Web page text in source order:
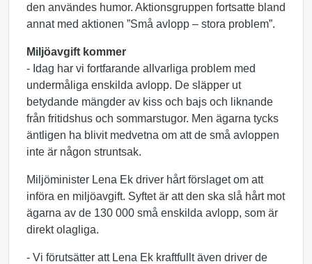
den användes humor. Aktionsgruppen fortsatte bland
annat med aktionen ”Små avlopp – stora problem”.
Miljöavgift kommer
- Idag har vi fortfarande allvarliga problem med
undermåliga enskilda avlopp. De släpper ut
betydande mängder av kiss och bajs och liknande
från fritidshus och sommarstugor. Men ägarna tycks
äntligen ha blivit medvetna om att de små avloppen
inte är någon struntsak.
Miljöminister Lena Ek driver hårt förslaget om att
införa en miljöavgift. Syftet är att den ska slå hårt mot
ägarna av de 130 000 små enskilda avlopp, som är
direkt olagliga.
- Vi förutsätter att Lena Ek kraftfullt även driver de